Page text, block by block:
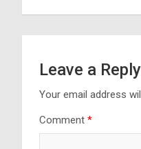
Leave a Reply
Your email address
Comment *